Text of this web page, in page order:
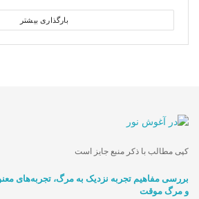
بارگذاری بیشتر
کپی مطالب با ذکر منبع جایز است
بررسی مفاهیم تجربه‌ نزدیک به مرگ، تجربه‌های
و مرگ موقت